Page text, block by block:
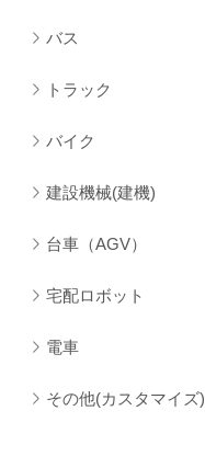
バス
トラック
バイク
建設機械(建機)
台車（AGV）
宅配ロボット
電車
その他(カスタマイズ)